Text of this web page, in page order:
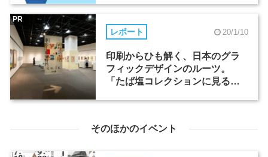
レポート 20/1/10
印刷からひも解く、日本のグラ
フィックデザインのルーツ。
「たば塩コレクションに見る
PR
そのほかのイベント